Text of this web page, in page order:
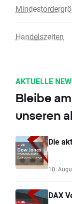
Handelszeiten
AKTUELLE
Bleibe
unseren
Die
10.
DAX